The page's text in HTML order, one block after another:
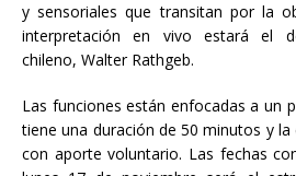
y sensoriales que transitan por la
interpretación en vivo estará el
chileno, Walter Rathgeb.
Las funciones están enfocadas a un
tiene una duración de 50 minutos y
con aporte voluntario. Las fechas